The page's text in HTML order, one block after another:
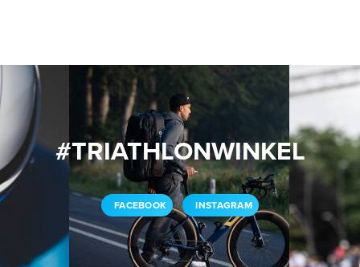
#TRIATHLONWINKEL
FACEBOOK INSTAGRAM